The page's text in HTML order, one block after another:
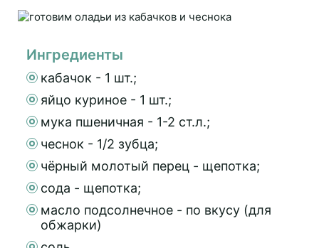
Ингредиенты
кабачок - 1 шт.;
яйцо куриное - 1 шт.;
мука пшеничная - 1-2 ст.л.;
чеснок - 1/2 зубца;
чёрный молотый перец - щепотка;
сода - щепотка;
масло подсолнечное - по вкусу (для
обжарки)